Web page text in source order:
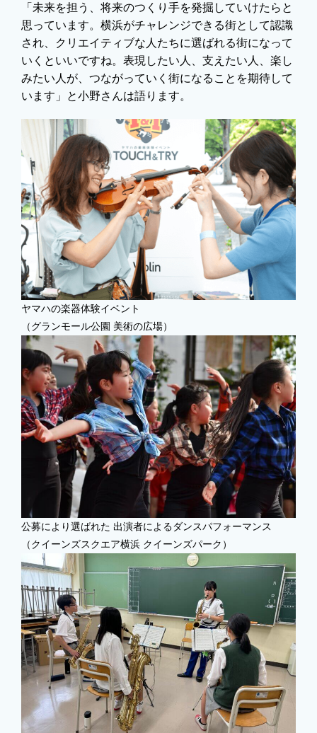
「未来を担う、将来のつくり手を発掘していけたらと
思っています。横浜がチャレンジできる街として認識
され、クリエイティブな人たちに選ばれる街になって
いくといいですね。表現したい人、支えたい人、楽し
みたい人が、つながっていく街になることを期待して
います」と小野さんは語ります。
ヤマハの楽器体験イベント
（グランモール公園 美術の広場）
公募により選ばれた 出演者によるダンスパフォーマンス
（クイーンズスクエア横浜 クイーンズパーク）